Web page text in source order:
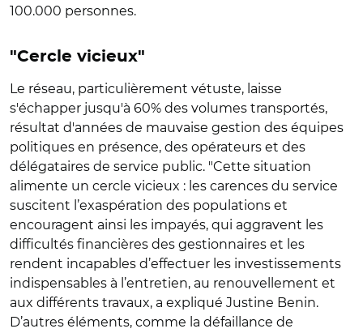
100.000 personnes.
"Cercle vicieux"
Le réseau, particulièrement vétuste, laisse
s'échapper jusqu'à 60% des volumes transportés,
résultat d'années de mauvaise gestion des équipes
politiques en présence, des opérateurs et des
délégataires de service public. "Cette situation
alimente un cercle vicieux : les carences du service
suscitent l’exaspération des populations et
encouragent ainsi les impayés, qui aggravent les
difficultés financières des gestionnaires et les
rendent incapables d’effectuer les investissements
indispensables à l’entretien, au renouvellement et
aux différents travaux, a expliqué Justine Benin.
D’autres éléments, comme la défaillance de